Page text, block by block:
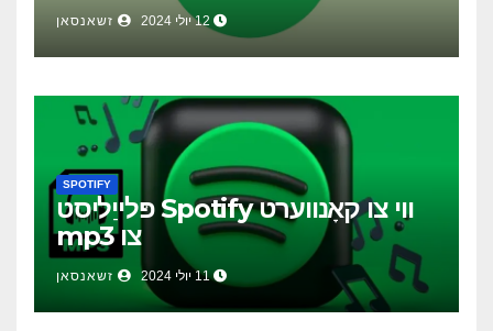
זשאנסאן
SPOTIFY
ווי צו קאָנווערט Spotify פּלייַליסט
צו mp3
11 יולי 2024 זשאנסאן